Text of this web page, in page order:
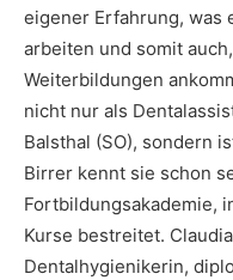
eigener Erfahrung, was
arbeiten und somit
Weiterbildungen
nicht nur als
Balsthal (SO), sondern
Birrer kennt sie schon
Fortbildungsakademie,
Kurse bestreitet.
Dentalhygienikerin,